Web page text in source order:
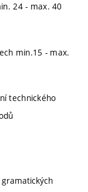
24 - max. 40
- max.